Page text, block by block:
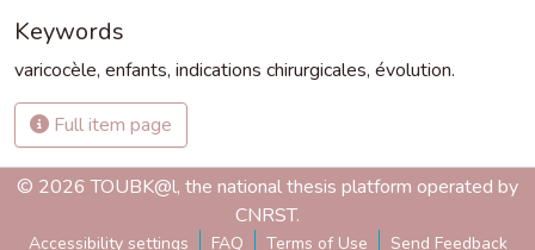
Keywords
varicocèle, enfants, indications chirurgicales, évolution.
Full item page
© 2026 TOUBK@l, the national thesis platform operated by
CNRST.
Accessibility settings FAQ Terms of Use Send Feedback